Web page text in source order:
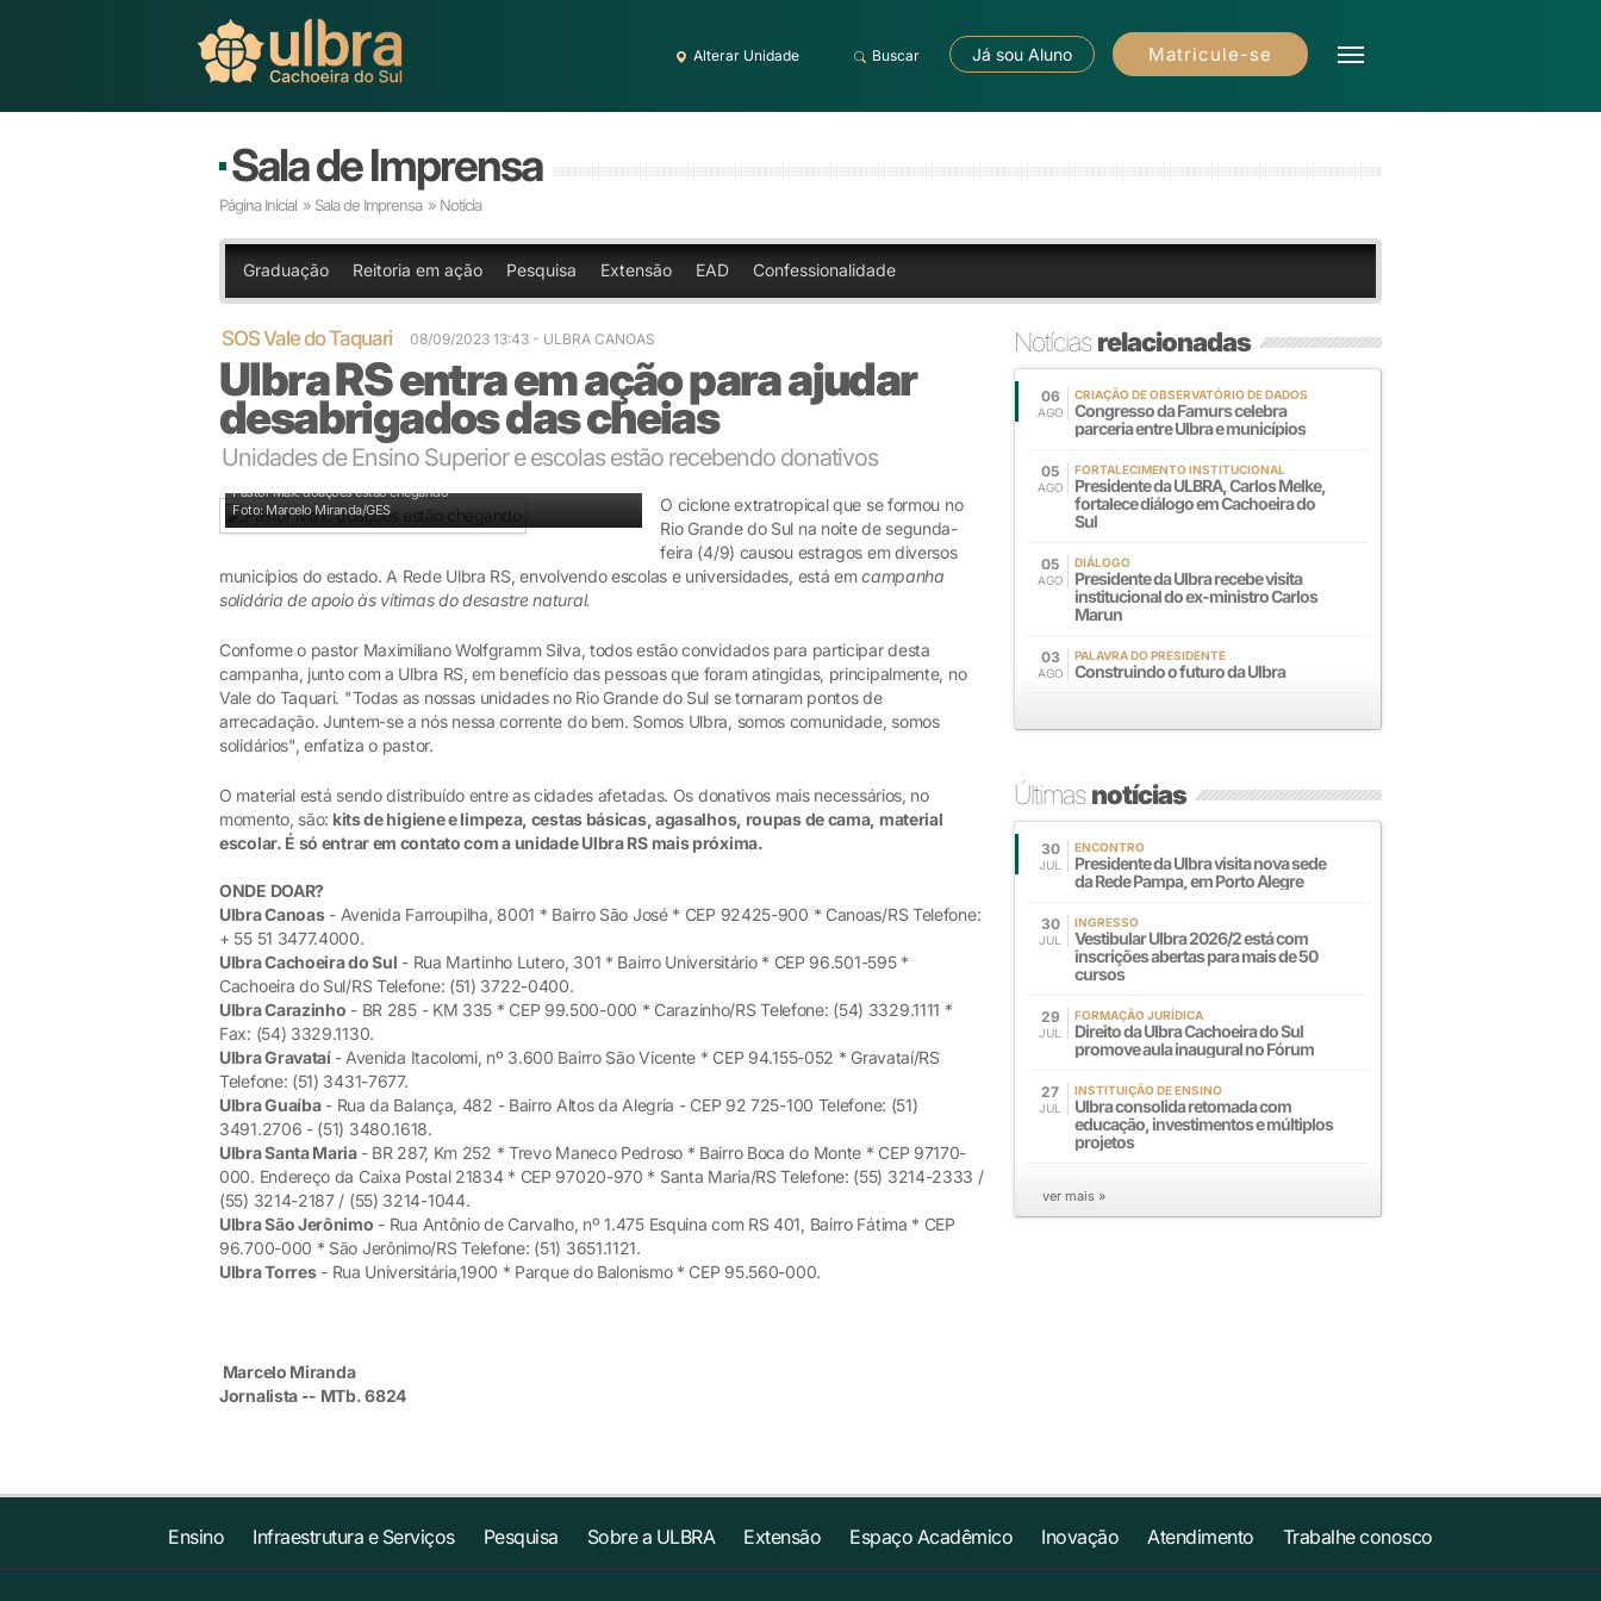
Alterar Unidade Buscar Já sou Aluno Matricule-se
Sala de Imprensa
Página Inicial » Sala de Imprensa » Notícia
Graduação Reitoria em ação Pesquisa Extensão EAD Confessionalidade
SOS Vale do Taquari 08/09/2023 13:43 - ULBRA CANOAS
Ulbra RS entra em ação para ajudar
desabrigados das cheias
Unidades de Ensino Superior e escolas estão recebendo donativos
Pastor Max: doações estão chegando
Foto: Marcelo Miranda/GES
O ciclone extratropical que se formou no
Rio Grande do Sul na noite de segunda-
feira (4/9) causou estragos em diversos
municípios do estado. A Rede Ulbra RS, envolvendo escolas e universidades, está emcampanha
solidária de apoio às vítimas do desastre natural.
Conforme o pastor Maximiliano Wolfgramm Silva, todos estão convidados para participar desta
campanha, junto com a Ulbra RS, em benefício das pessoas que foram atingidas, principalmente, no
Vale do Taquari. "Todas as nossas unidades no Rio Grande do Sul se tornaram pontos de
arrecadação. Juntem-se a nós nessa corrente do bem. Somos Ulbra, somos comunidade, somos
solidários", enfatiza o pastor.
O material está sendo distribuído entre as cidades afetadas. Os donativos mais necessários, no
momento, são: kits de higiene e limpeza, cestas básicas, agasalhos, roupas de cama, material
escolar. É só entrar em contato com a unidade Ulbra RS mais próxima.
ONDE DOAR?
Ulbra Canoas- Avenida Farroupilha, 8001 * Bairro São José * CEP 92425-900 * Canoas/RS Telefone:
+ 55 51 3477.4000.
Ulbra Cachoeira do Sul - Rua Martinho Lutero, 301 * Bairro Universitário * CEP 96.501-595 *
Cachoeira do Sul/RS Telefone: (51) 3722-0400.
Ulbra Carazinho - BR 285 - KM 335 * CEP 99.500-000 * Carazinho/RS Telefone: (54) 3329.1111 *
Fax: (54) 3329.1130.
Ulbra Gravataí - Avenida Itacolomi, nº 3.600 Bairro São Vicente * CEP 94.155-052 * Gravataí/RS
Telefone: (51) 3431-7677.
Ulbra Guaíba- Rua da Balança, 482 - Bairro Altos da Alegria - CEP 92 725-100 Telefone: (51)
3491.2706 - (51) 3480.1618.
Ulbra Santa Maria - BR 287, Km 252 * Trevo Maneco Pedroso * Bairro Boca do Monte * CEP 97170-
000. Endereço da Caixa Postal 21834 * CEP 97020-970 * Santa Maria/RS Telefone: (55) 3214-2333 /
(55) 3214-2187 / (55) 3214-1044.
Ulbra São Jerônimo - Rua Antônio de Carvalho, nº 1.475 Esquina com RS 401, Bairro Fátima * CEP
96.700-000 * São Jerônimo/RS Telefone: (51) 3651.1121.
Ulbra Torres- Rua Universitária,1900 * Parque do Balonismo * CEP 95.560-000.
Marcelo Miranda
Jornalista -- MTb. 6824
Notíciasrelacionadas
06
AGO
CRIAÇÃO DE OBSERVATÓRIO DE DADOS
Congresso da Famurs celebra
parceria entre Ulbra e municípios
05
AGO
FORTALECIMENTO INSTITUCIONAL
Presidente da ULBRA, Carlos Melke,
fortalece diálogo em Cachoeira do
Sul
05
AGO
DIÁLOGO
Presidente da Ulbra recebe visita
institucional do ex-ministro Carlos
Marun
03
AGO
PALAVRA DO PRESIDENTE
Construindo o futuro da Ulbra
Últimasnotícias
30
JUL
ENCONTRO
Presidente da Ulbra visita nova sede
da Rede Pampa, em Porto Alegre
30
JUL
INGRESSO
Vestibular Ulbra 2026/2 está com
inscrições abertas para mais de 50
cursos
29
JUL
FORMAÇÃO JURÍDICA
Direito da Ulbra Cachoeira do Sul
promove aula inaugural no Fórum
27
JUL
INSTITUIÇÃO DE ENSINO
Ulbra consolida retomada com
educação, investimentos e múltiplos
projetos
ver mais »
Ensino Infraestrutura e Serviços Pesquisa Sobre a ULBRA Extensão Espaço Acadêmico Inovação Atendimento Trabalhe conosco